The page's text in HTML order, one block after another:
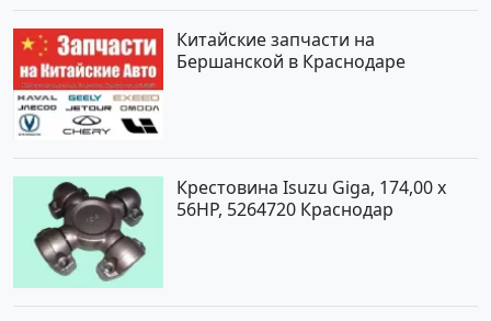
Китайские запчасти на
Бершанской в Краснодаре
Крестовина Isuzu Giga, 174,00 x
56HP, 5264720 Краснодар